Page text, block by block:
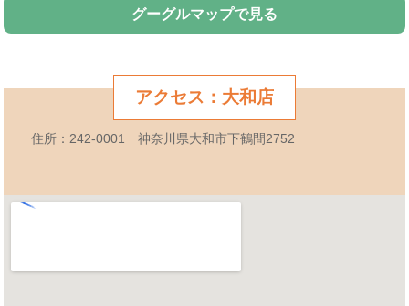
グーグルマップで見る
アクセス：大和店
住所：242-0001 神奈川県大和市下鶴間2752